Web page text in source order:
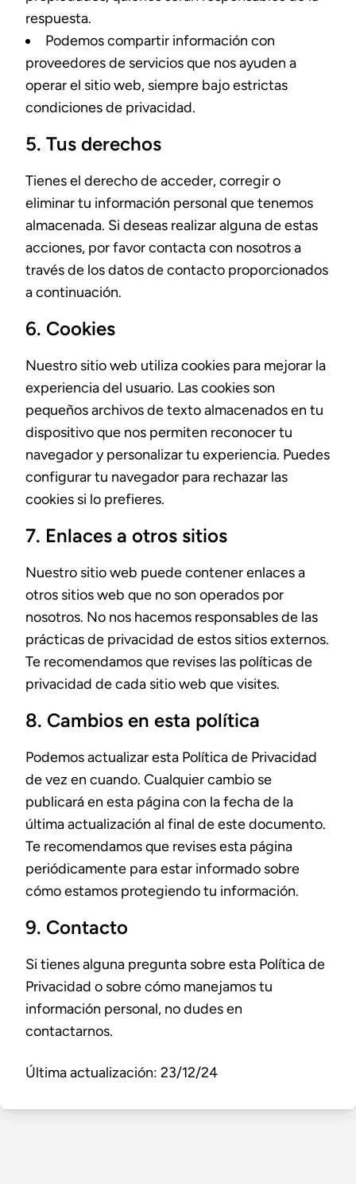
respuesta.
Podemos compartir información con
proveedores de servicios que nos ayuden a
operar el sitio web, siempre bajo estrictas
condiciones de privacidad.
5. Tus derechos
Tienes el derecho de acceder, corregir o
eliminar tu información personal que tenemos
almacenada. Si deseas realizar alguna de estas
acciones, por favor contacta con nosotros a
través de los datos de contacto proporcionados
a continuación.
6. Cookies
Nuestro sitio web utiliza cookies para mejorar la
experiencia del usuario. Las cookies son
pequeños archivos de texto almacenados en tu
dispositivo que nos permiten reconocer tu
navegador y personalizar tu experiencia. Puedes
configurar tu navegador para rechazar las
cookies si lo prefieres.
7. Enlaces a otros sitios
Nuestro sitio web puede contener enlaces a
otros sitios web que no son operados por
nosotros. No nos hacemos responsables de las
prácticas de privacidad de estos sitios externos.
Te recomendamos que revises las políticas de
privacidad de cada sitio web que visites.
8. Cambios en esta política
Podemos actualizar esta Política de Privacidad
de vez en cuando. Cualquier cambio se
publicará en esta página con la fecha de la
última actualización al final de este documento.
Te recomendamos que revises esta página
periódicamente para estar informado sobre
cómo estamos protegiendo tu información.
9. Contacto
Si tienes alguna pregunta sobre esta Política de
Privacidad o sobre cómo manejamos tu
información personal, no dudes en
contactarnos.
Última actualización: 23/12/24